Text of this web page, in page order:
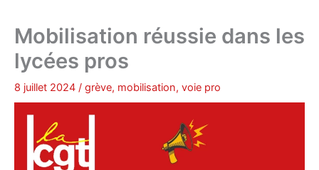
Mobilisation réussie dans les
lycées pros
8 juillet 2024 / grève, mobilisation, voie pro